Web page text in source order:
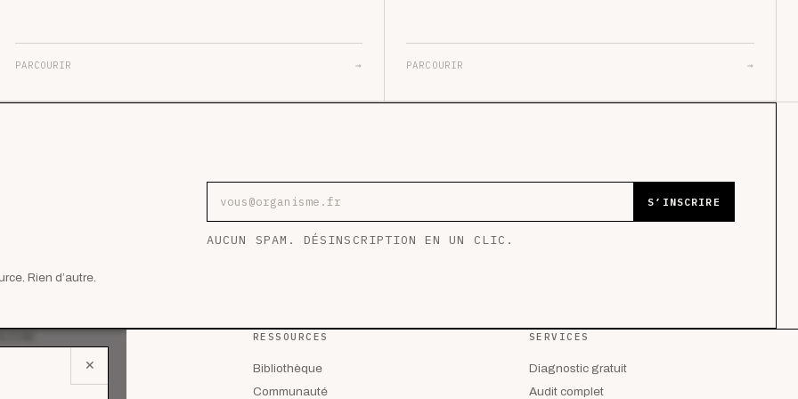
PARCOURIR → PARCOURIR →
Rien d’autre.
Adresse e-mail
S’INSCRIRE
AUCUN SPAM. DÉSINSCRIPTION EN UN CLIC.
✕
RESSOURCES
Bibliothèque
Communauté
SERVICES
Diagnostic gratuit
Audit complet